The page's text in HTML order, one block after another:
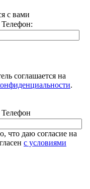
с вами
Телефон:
соглашается на
.
Телефон
что даю согласие на
с условиями